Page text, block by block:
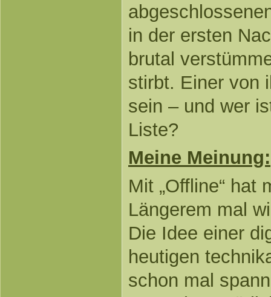
in der ersten
brutal
stirbt. Einer von
sein – und wer
Liste?
Meine Meinung:
Mit „Offline“ hat
Längerem mal
Die Idee einer
heutigen
schon mal